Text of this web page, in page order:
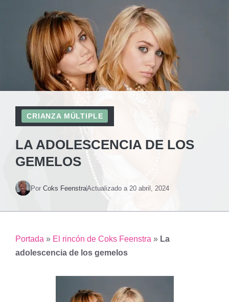
CRIANZA MÚLTIPLE
LA ADOLESCENCIA DE LOS
GEMELOS
Por Coks FeenstraActualizado a 20 abril, 2024
Portada » El rincón de Coks Feenstra » La
adolescencia de los gemelos